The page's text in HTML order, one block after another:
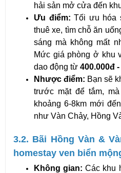
hải sản mở cửa đến
Ưu điểm: Tối ưu hóa
thuê xe, tìm chỗ ăn
sáng mà không mất
Mức giá phòng ở khu
dao động từ 400.000đ
Nhược điểm: Bạn sẽ
trước mặt để tắm,
khoảng 6-8km mới
như Vàn Chảy, Hồng
3.2. Bãi Hồng Vàn &
homestay ven biển
Không gian: Các khu